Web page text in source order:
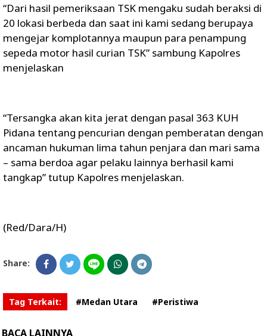
“Dari hasil pemeriksaan TSK mengaku sudah beraksi di
20 lokasi berbeda dan saat ini kami sedang berupaya
mengejar komplotannya maupun para penampung
sepeda motor hasil curian TSK” sambung Kapolres
menjelaskan
“Tersangka akan kita jerat dengan pasal 363 KUH
Pidana tentang pencurian dengan pemberatan dengan
ancaman hukuman lima tahun penjara dan mari sama
– sama berdoa agar pelaku lainnya berhasil kami
tangkap” tutup Kapolres menjelaskan.
(Red/Dara/H)
Share:
Tag Terkait: #Medan Utara #Peristiwa
BACA LAINNYA